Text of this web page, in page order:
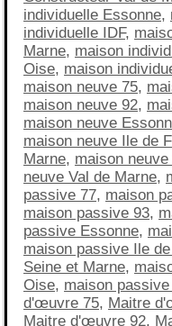
individuelle Essonne,
individuelle IDF,
Marne, maison
Oise, maison
maison neuve 75,
maison neuve 92,
maison neuve
maison neuve Ile de
Marne, maison
neuve Val de Marne,
passive 77, maison
maison passive 93,
passive Essonne,
maison passive Ile
Seine et Marne,
Oise, maison
d'œuvre 75, Maitre
Maitre d'œuvre 92,